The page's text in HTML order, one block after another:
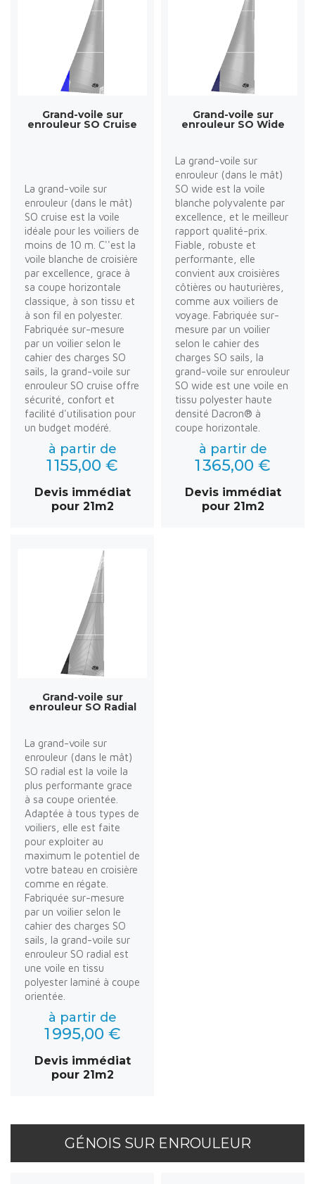
Grand-voile sur
enrouleur SO Cruise
La grand-voile sur
enrouleur (dans le mât)
SO cruise est la voile
idéale pour les voiliers de
moins de 10 m. C''est la
voile blanche de croisière
par excellence, grace à
sa coupe horizontale
classique, à son tissu et
à son fil en polyester.
Fabriquée sur-mesure
par un voilier selon le
cahier des charges SO
sails, la grand-voile sur
enrouleur SO cruise offre
sécurité, confort et
facilité d'utilisation pour
un budget modéré.
à partir de
1 155,00 €
Devis immédiat
pour 21m2
Grand-voile sur
enrouleur SO Wide
La grand-voile sur
enrouleur (dans le mât)
SO wide est la voile
blanche polyvalente par
excellence, et le meilleur
rapport qualité-prix.
Fiable, robuste et
performante, elle
convient aux croisières
côtières ou hauturières,
comme aux voiliers de
voyage. Fabriquée sur-
mesure par un voilier
selon le cahier des
charges SO sails, la
grand-voile sur enrouleur
SO wide est une voile en
tissu polyester haute
densité Dacron® à
coupe horizontale.
à partir de
1 365,00 €
Devis immédiat
pour 21m2
Grand-voile sur
enrouleur SO Radial
La grand-voile sur
enrouleur (dans le mât)
SO radial est la voile la
plus performante grace
à sa coupe orientée.
Adaptée à tous types de
voiliers, elle est faite
pour exploiter au
maximum le potentiel de
votre bateau en croisière
comme en régate.
Fabriquée sur-mesure
par un voilier selon le
cahier des charges SO
sails, la grand-voile sur
enrouleur SO radial est
une voile en tissu
polyester laminé à coupe
orientée.
à partir de
1 995,00 €
Devis immédiat
pour 21m2
GÉNOIS SUR ENROULEUR